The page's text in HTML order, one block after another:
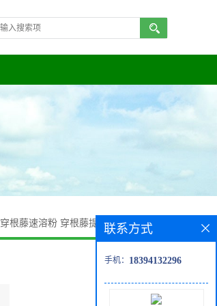
穿根藤速溶粉 穿根藤提取物粉 现货批发
联系方式
手机： 18394132296